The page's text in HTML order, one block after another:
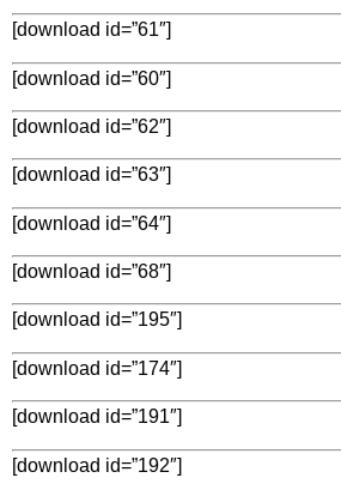
[download id=”61″]
[download id=”60″]
[download id=”62″]
[download id=”63″]
[download id=”64″]
[download id=”68″]
[download id=”195″]
[download id=”174″]
[download id=”191″]
[download id=”192″]